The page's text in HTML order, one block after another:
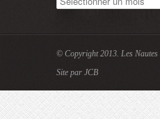
© Copyright 2013. Les
Site par JCB